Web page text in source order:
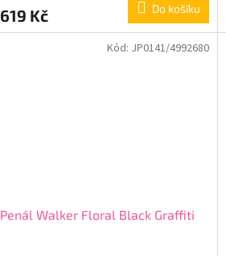
619 Kč Do košíku
Penál Walker Floral Black Graffiti
Kód: JP0141/4992680